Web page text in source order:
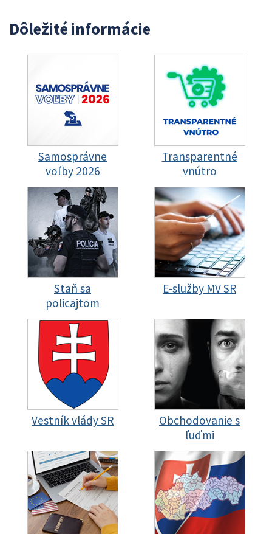
Dôležité informácie
Samosprávne
voľby 2026
Transparentné
vnútro
Staň sa
policajtom
E-služby MV SR
Vestník vlády SR
Obchodovanie s
ľuďmi